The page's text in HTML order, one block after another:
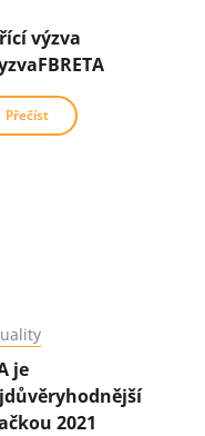
výzva
Přečíst
je
2021